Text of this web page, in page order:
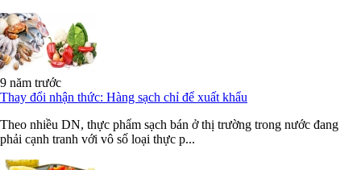
9 năm trước
Thay đổi nhận thức: Hàng sạch chỉ để xuất khẩu
Theo nhiều DN, thực phẩm sạch bán ở thị trường trong nước đang
phải cạnh tranh với vô số loại thực p...